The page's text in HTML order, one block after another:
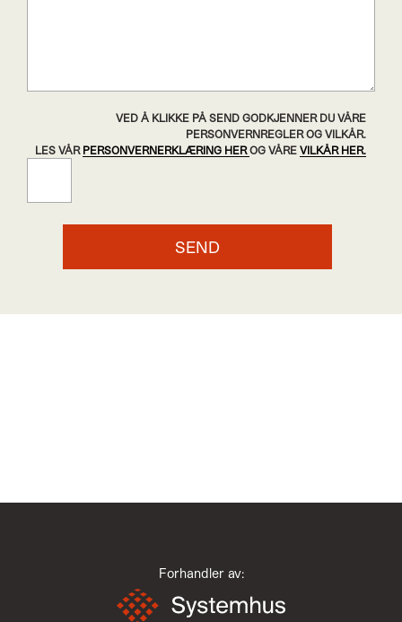
VED Å KLIKKE PÅ SEND GODKJENNER DU VÅRE
PERSONVERNREGLER OG VILKÅR.
LES VÅR PERSONVERNERKLÆRING HEROG VÅRE VILKÅR HER.
Forhandler av: